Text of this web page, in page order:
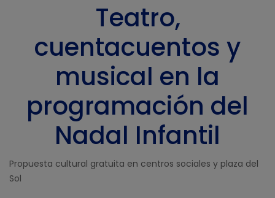
Teatro,
cuentacuentos y
musical en la
programación del
Nadal Infantil
Propuesta cultural gratuita en centros sociales y plaza del
Sol